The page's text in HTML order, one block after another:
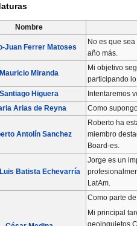
Nombre
Juan Ferrer Matoses
No es que
año más.
Mauricio Miranda
Mi objetivo
participando
Santiago Higuera
Intentaremos
Arias de Reyna
Como
Antolín Sanchez
Roberto ha
miembro
Board-es.
Batista Echevarría
Jorge es un
LatAm.
Como parte
Mi principal
geoinquietos